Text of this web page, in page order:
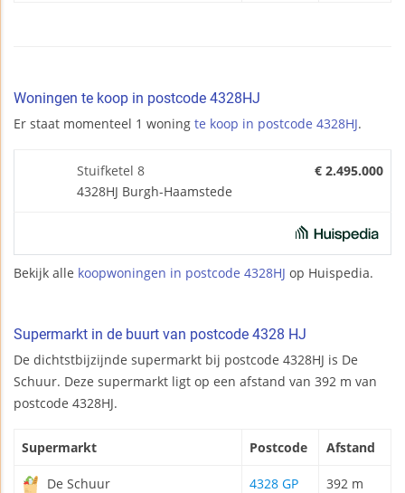
Woningen te koop in postcode 4328HJ
Er staat momenteel 1 woning te koop in postcode 4328HJ.
Stuifketel 8
4328HJ Burgh-Haamstede
€ 2.495.000
Bekijk alle koopwoningen in postcode 4328HJ op Huispedia.
Supermarkt in de buurt van postcode 4328 HJ
De dichtstbijzijnde supermarkt bij postcode 4328HJ is De
Schuur. Deze supermarkt ligt op een afstand van 392 m van
postcode 4328HJ.
Supermarkt Postcode Afstand
De Schuur 4328 GP 392 m